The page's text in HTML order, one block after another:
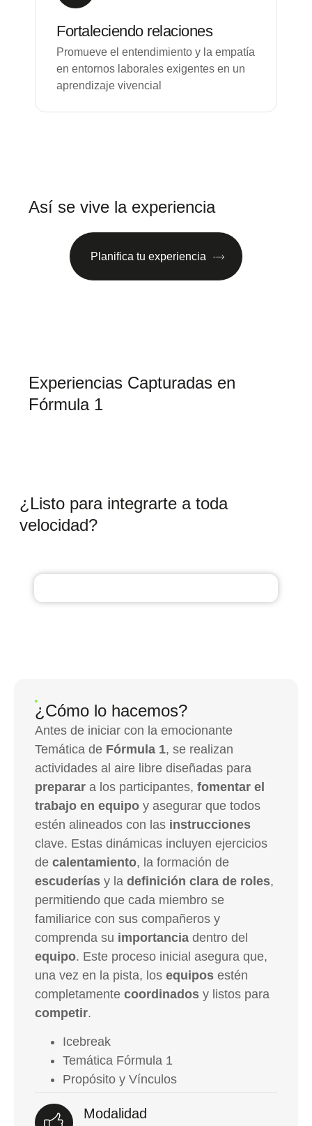
¿Cómo lo hacemos?
Antes de iniciar con la emocionante
Temática de Fórmula 1, se realizan
actividades al aire libre diseñadas para
preparar a los participantes, fomentar el
trabajo en equipo y asegurar que todos
estén alineados con las instrucciones
clave. Estas dinámicas incluyen ejercicios
de calentamiento, la formación de
escuderías y la definición clara de roles,
permitiendo que cada miembro se
familiarice con sus compañeros y
comprenda su importancia dentro del
equipo. Este proceso inicial asegura que,
una vez en la pista, los equipos estén
completamente coordinados y listos para
competir.
Icebreak
Temática Fórmula 1
Propósito y Vínculos
Modalidad
Fortaleciendo relaciones
Promueve el entendimiento y la empatía
en entornos laborales exigentes en un
aprendizaje vivencial
Así se vive la experiencia
Planifica tu experiencia
Experiencias Capturadas en
Fórmula 1
¿Listo para integrarte a toda
velocidad?